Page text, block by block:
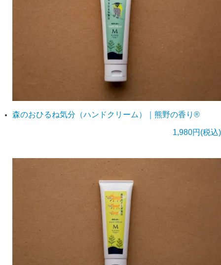
森のおひるね気分（ハンドクリーム）｜熊野の香り®
1,980円(税込)